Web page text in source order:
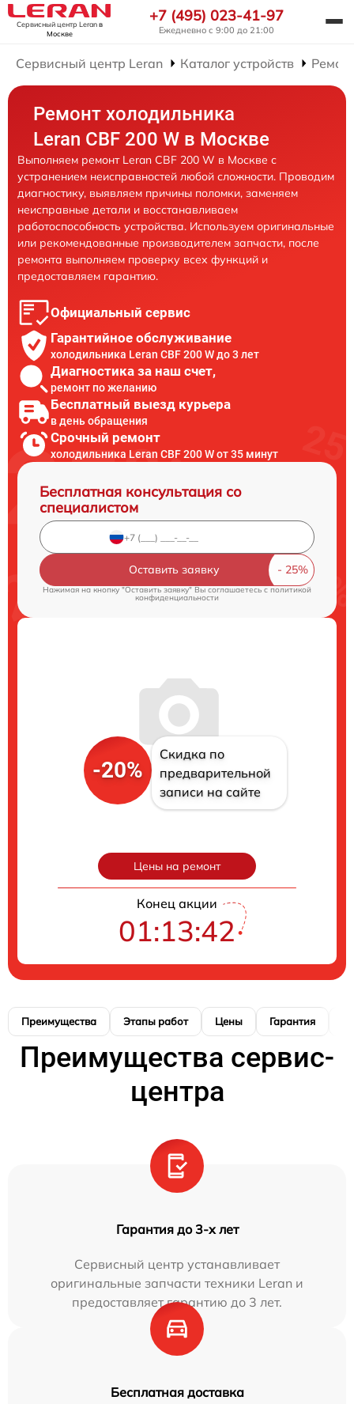
Сервисный центр Leranв
Москве
+7 (495) 023-41-97
Ежедневно с 9:00 до 21:00
Сервисный центр Leran Каталог устройств
Ремонт холодильника
Leran CBF 200 W в Москве
Выполняем ремонт Leran CBF 200 W в Москве с
устранением неисправностей любой сложности. Проводим
диагностику, выявляем причины поломки, заменяем
неисправные детали и восстанавливаем
работоспособность устройства. Используем оригинальные
или рекомендованные производителем запчасти, после
ремонта выполняем проверку всех функций и
предоставляем гарантию.
Официальный сервис
Гарантийное обслуживание
холодильника Leran CBF 200 W до 3 лет
Диагностика за наш счет,
ремонт по желанию
Бесплатный выезд курьера
в день обращения
Срочный ремонт
холодильника Leran CBF 200 W от 35 минут
Бесплатная консультация со
специалистом
Оставить заявку
Нажимая на кнопку "Оставить заявку" Вы соглашаетесь c политикой
конфиденциальности
-20%
Скидка по
предварительной
записи на сайте
Цены на ремонт
Конец акции
01:13:40
Преимущества Этапы работ Цены Гарантия
Преимущества сервис-
центра
Гарантия до 3-х лет
Сервисный центр устанавливает
оригинальные запчасти техники Leran и
предоставляет гарантию до 3 лет.
Бесплатная доставка